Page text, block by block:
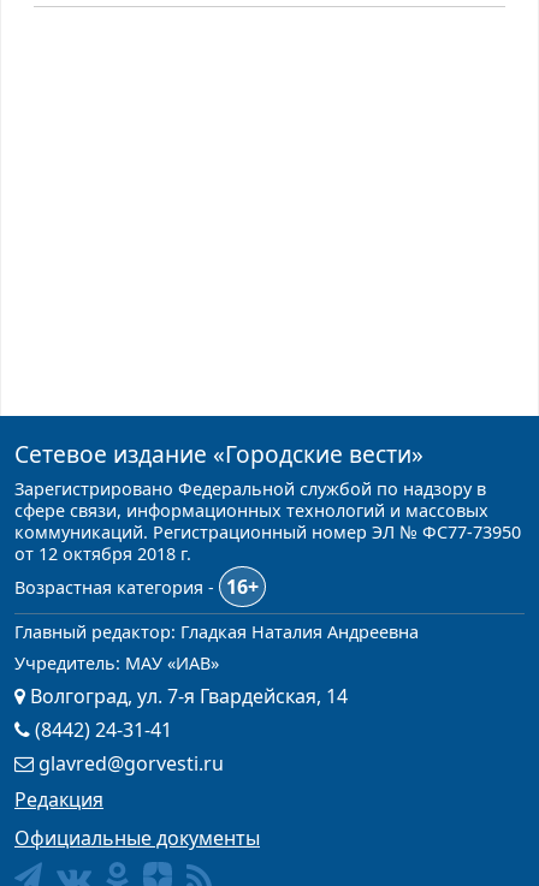
Сетевое издание «Городские вести»
Зарегистрировано Федеральной службой по надзору в
сфере связи, информационных технологий и массовых
коммуникаций. Регистрационный номер ЭЛ № ФС77-73950
от 12 октября 2018 г.
Возрастная категория -
16+
Главный редактор: Гладкая Наталия Андреевна
Учредитель: МАУ «ИАВ»
Волгоград, ул. 7-я Гвардейская, 14
(8442) 24-31-41
glavred@gorvesti.ru
Редакция
Официальные документы